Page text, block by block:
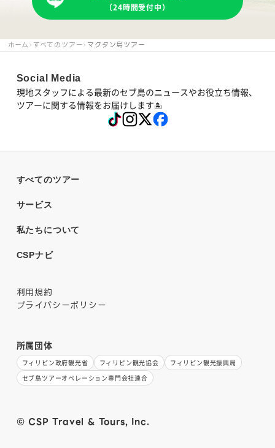
（24時間受付中）
ホーム すべてのツアー マクタン島ツアー
現地スタッフによる最新のセブ島のニュースやお役立ち情報、
ツアーに関する情報をお届けします🏝
Social Media
すべてのツアー
サービス
私たちについて
CSPナビ
利用規約
プライバシーポリシー
所属団体
フィリピン政府観光省 フィリピン観光協会
フィリピン観光振興局
セブ島ツアーオペレーション専門会社連合
© CSP Travel & Tours, Inc.